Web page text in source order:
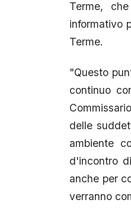
Terme,
informativo
Terme.
"Questo
continuo
delle
ambiente
d'incontro
anche per
verranno